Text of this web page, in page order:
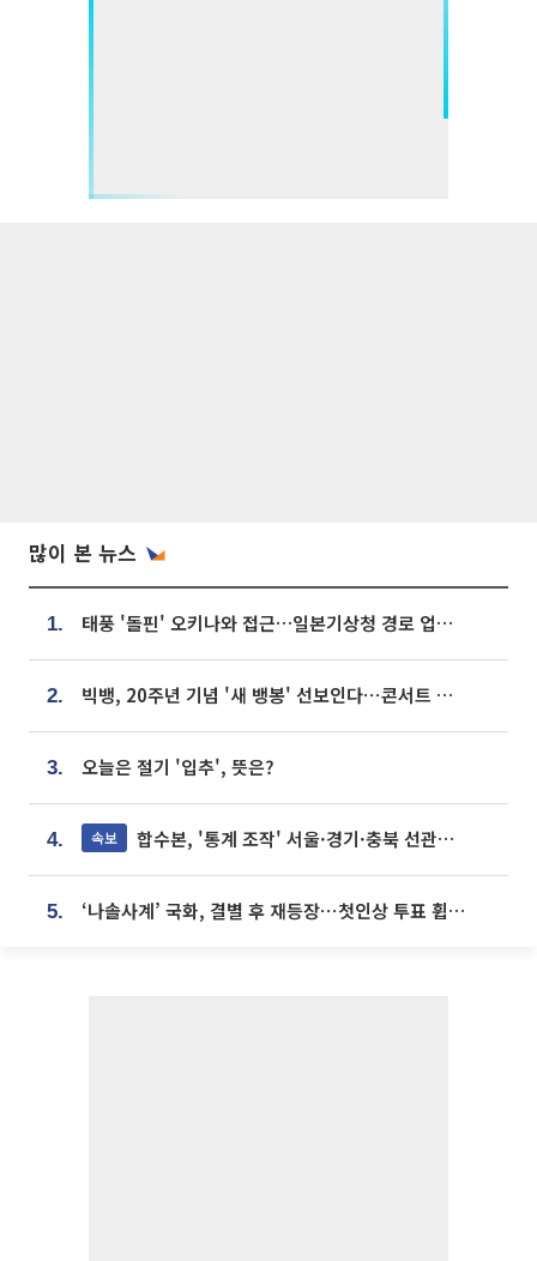
많이 본 뉴스
1. 태풍 '돌핀' 오키나와 접근…일본기상청 경로 업데이트
2. 빅뱅, 20주년 기념 '새 뱅봉' 선보인다⋯콘서트 앞두고 팝업 개최
3. 오늘은 절기 '입추', 뜻은?
4. 속보 합수본, '통계 조작' 서울·경기·충북 선관위 등 추가 압수수색
5. ‘나솔사계’ 국화, 결별 후 재등장⋯첫인상 투표 휩쓸고 ‘인기녀’ 등극